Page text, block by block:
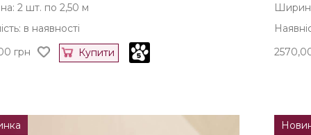
2 шт. по 2,50 м
в наявності
грн Купити